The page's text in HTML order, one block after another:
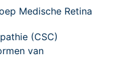
Medische Retina
(CSC)
van